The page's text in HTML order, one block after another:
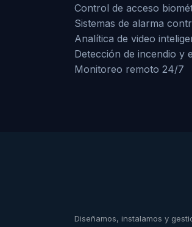
Control de acceso
Sistemas de alarma
Analítica de video
Detección de incendio y
Monitoreo remoto 24/7
Diseñamos, instalamos y